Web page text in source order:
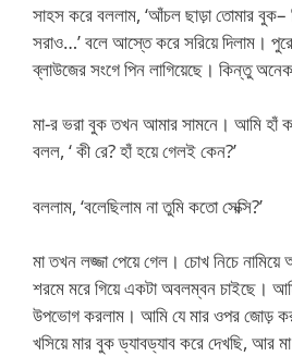
সাহস করে বললাম, ‘আঁচল ছাড়া তোমার
সরাও…’ বলে আস্তে করে সরিয়ে দিলাম।
ব্লাউজের সংগে পিন লাগিয়েছে। কিন্তু
মা-র ভরা বুক তখন আমার সামনে। আমি হাঁ
বলল, ‘ কী রে? হাঁ হয়ে গেলই কেন?’
বললাম, ‘বলেছিলাম না তুমি কতো সেক্সি?’
মা তখন লজ্জা পেয়ে গেল। চোখ নিচে
শরমে মরে গিয়ে একটা অবলম্বন চাইছে। আমি
উপভোগ করলাম। আমি যে মার ওপর জোড়
খসিয়ে মার বুক ড্যাবড্যাব করে দেখছি, আর